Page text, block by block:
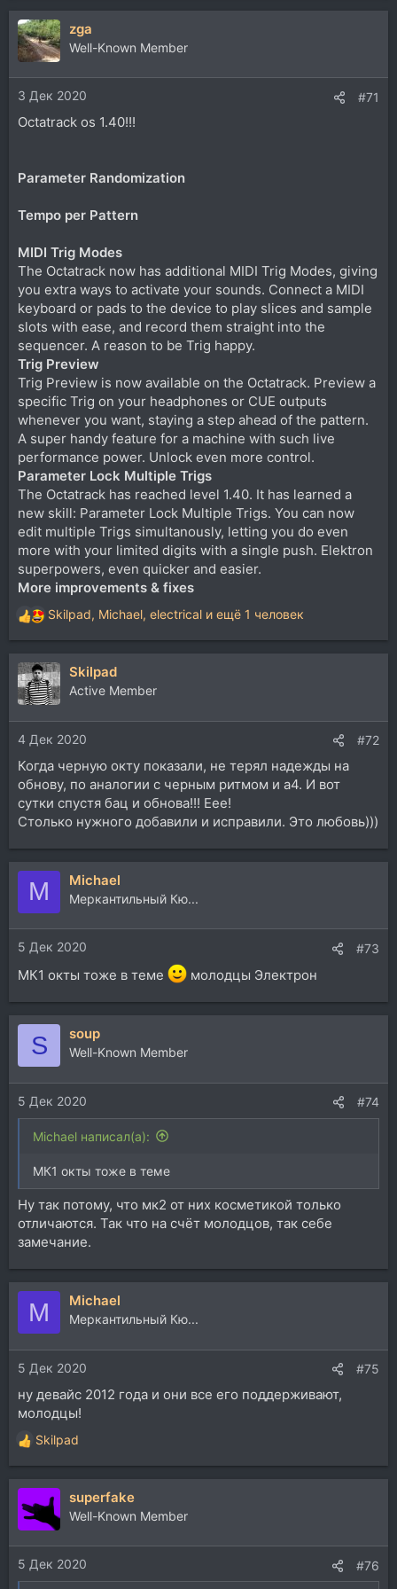
zga
Well-Known Member
3 Дек 2020 #71
Octatrack os 1.40!!!
Parameter Randomization
Tempo per Pattern
MIDI Trig Modes
The Octatrack now has additional MIDI Trig Modes, giving
you extra ways to activate your sounds. Connect a MIDI
keyboard or pads to the device to play slices and sample
slots with ease, and record them straight into the
sequencer. A reason to be Trig happy.
Trig Preview
Trig Preview is now available on the Octatrack. Preview a
specific Trig on your headphones or CUE outputs
whenever you want, staying a step ahead of the pattern.
A super handy feature for a machine with such live
performance power. Unlock even more control.
Parameter Lock Multiple Trigs
The Octatrack has reached level 1.40. It has learned a
new skill: Parameter Lock Multiple Trigs. You can now
edit multiple Trigs simultanously, letting you do even
more with your limited digits with a single push. Elektron
superpowers, even quicker and easier.
More improvements & fixes
Р
е
а
к
ц
и
и
:
Skilpad, Michael, electrical и ещё 1 человек
Skilpad
Active Member
4 Дек 2020 #72
Когда черную окту показали, не терял надежды на
обнову, по аналогии с черным ритмом и а4. И вот
сутки спустя бац и обнова!!! Еее!
Столько нужного добавили и исправили. Это любовь)))
M Michael
Меркантильный Кю...
5 Дек 2020 #73
МК1 окты тоже в теме молодцы Электрон
S soup
Well-Known Member
5 Дек 2020 #74
Michael написал(а):
МК1 окты тоже в теме
Ну так потому, что мк2 от них косметикой только
отличаются. Так что на счёт молодцов, так себе
замечание.
M Michael
Меркантильный Кю...
5 Дек 2020 #75
ну девайс 2012 года и они все его поддерживают,
молодцы!
Р
е
а
ц
и
и
:
Skilpad
superfake
Well-Known Member
5 Дек 2020 #76